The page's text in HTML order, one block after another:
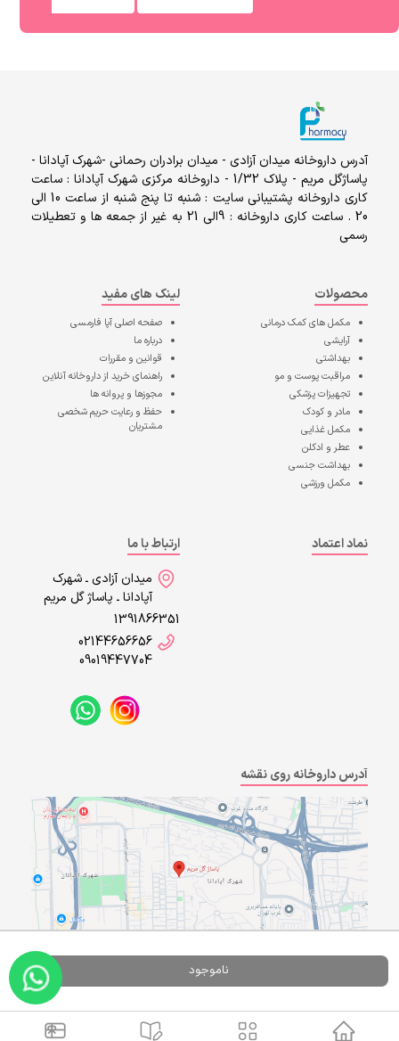
ناموجود
آدرس داروخانه میدان آزادی - میدان برادران رحمانی -شهرک آپادانا -
پاساژگل مریم - پلاک 1/32 - داروخانه مرکزی شهرک آپادانا : ساعت
کاری داروخانه پشتیبانی سایت : شنبه تا پنج شنبه از ساعت 10 الی
20 . ساعت کاری داروخانه : 9الی 21 به غیر از جمعه ها و تعطیلات
رسمی
محصولات
مکمل های کمک درمانی
آرایشی
بهداشتی
مراقبت پوست و مو
تجهیزات پزشکی
مادر و کودک
مکمل غذایی
عطر و ادکلن
بهداشت جنسی
مکمل ورزشی
لینک های مفید
صفحه اصلیآپا فارمسی
درباره ما
قوانین و مقررات
راهنمای خرید از داروخانه آنلاین
مجوزها و پروانه ها
حفظ و رعایت حریم شخصی
مشتریان
نماد اعتماد
ارتباط با ما
میدان آزادی ـ شهرک
آپادانا ـ پاساژ گل مریم
1391866351
02144656656
09019447704
آدرس داروخانه روی نقشه
A Pluss
Powered By